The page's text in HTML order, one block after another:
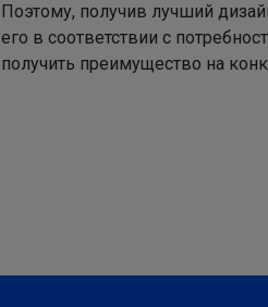
Поэтому, получив лучший
его в соответствии с
получить преимущество на